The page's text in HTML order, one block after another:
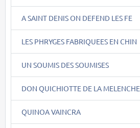
A SAINT DENIS ON DEFEND LES FE
LES PHRYGES FABRIQUEES EN CHIN
UN SOUMIS DES SOUMISES
DON QUICHIOTTE DE LA MELENCHE
QUINOA VAINCRA